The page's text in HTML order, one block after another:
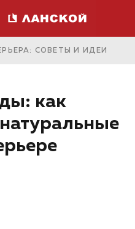
СОВЕТЫ И ИДЕИ
как